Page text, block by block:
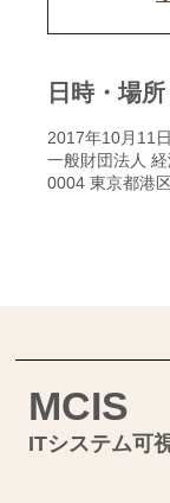
日時・場所
2017年10月11
一般財団法人
0004 東京都港
MCIS
ITシステム可